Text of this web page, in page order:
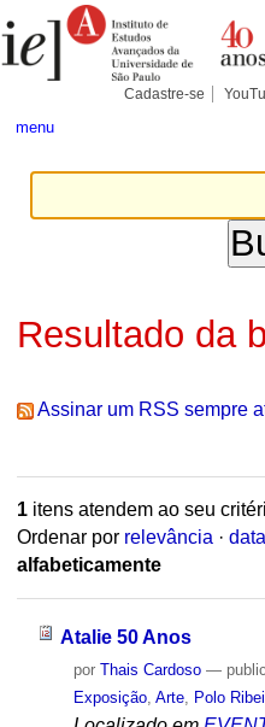
para
conteúdo.
Pessoais
Cadastre-se
menu
Resultado da
Assinar um RSS sempre
1itens atendem ao seu
Ordenar por relevância ·
alfabeticamente
Atalie 50 Anos
por Thais Cardoso —
Exposição, Arte, Polo